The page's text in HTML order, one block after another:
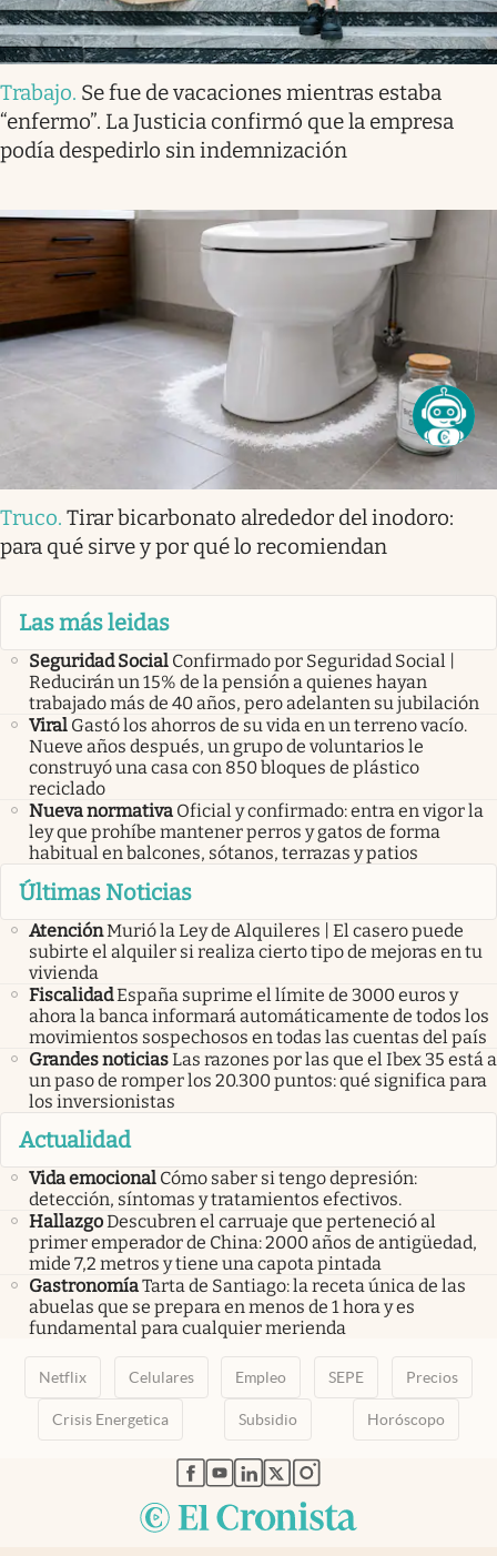
Trabajo. Se fue de vacaciones mientras estaba
“enfermo”. La Justicia confirmó que la empresa
podía despedirlo sin indemnización
Truco. Tirar bicarbonato alrededor del inodoro:
para qué sirve y por qué lo recomiendan
Las más leidas
Seguridad Social Confirmado por Seguridad Social |
Reducirán un 15% de la pensión a quienes hayan
trabajado más de 40 años, pero adelanten su jubilación
Viral Gastó los ahorros de su vida en un terreno vacío.
Nueve años después, un grupo de voluntarios le
construyó una casa con 850 bloques de plástico
reciclado
Nueva normativa Oficial y confirmado: entra en vigor la
ley que prohíbe mantener perros y gatos de forma
habitual en balcones, sótanos, terrazas y patios
Últimas Noticias
AtenciónMurió la Ley de Alquileres | El casero puede
subirte el alquiler si realiza cierto tipo de mejoras en tu
vivienda
FiscalidadEspaña suprime el límite de 3000 euros y
ahora la banca informará automáticamente de todos los
movimientos sospechosos en todas las cuentas del país
Grandes noticiasLas razones por las que el Ibex 35 está a
un paso de romper los 20.300 puntos: qué significa para
los inversionistas
Actualidad
Vida emocional Cómo saber si tengo depresión:
detección, síntomas y tratamientos efectivos.
HallazgoDescubren el carruaje que perteneció al
primer emperador de China: 2000 años de antigüedad,
mide 7,2 metros y tiene una capota pintada
GastronomíaTarta de Santiago: la receta única de las
abuelas que se prepara en menos de 1 hora y es
fundamental para cualquier merienda
Netflix Celulares Empleo SEPE Precios
Crisis Energetica Subsidio Horóscopo
abre en nueva pestaña
abre en nueva pestaña
abre en nueva pestaña
abre en nueva pestaña
abre en nueva pestaña